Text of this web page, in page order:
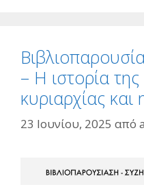
– Η ιστορία
κυριαρχίας
23 Ιουνίου, 2025 από